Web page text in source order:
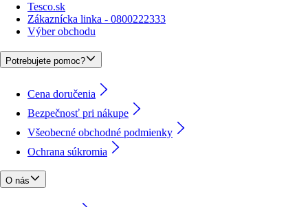
Tesco.sk
Zákaznícka linka - 0800222333
Výber obchodu
Potrebujete pomoc?
Cena doručenia
Bezpečnosť pri nákupe
Všeobecné obchodné podmienky
Ochrana súkromia
O nás